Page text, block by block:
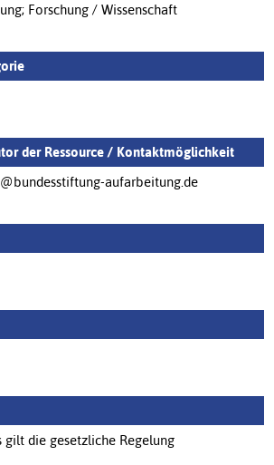
Forschung / Wissenschaft
der Ressource / Kontaktmöglichkeit
aufarbeitung.de
gilt die gesetzliche Regelung